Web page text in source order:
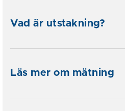
Vad är utstakning?
Läs mer om mätning